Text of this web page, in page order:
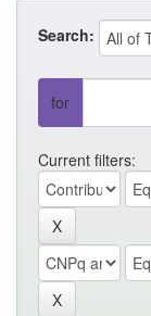
Search:
for
Current filters: